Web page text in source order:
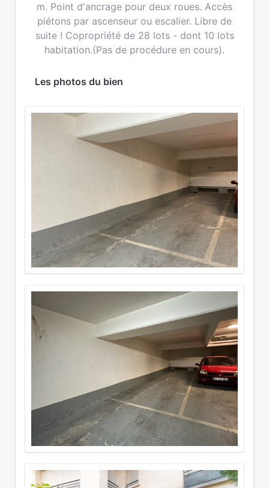
m. Point d'ancrage pour deux roues. Accès
piétons par ascenseur ou escalier. Libre de
suite ! Copropriété de 28 lots - dont 10 lots
habitation.(Pas de procédure en cours).
Les photos du bien